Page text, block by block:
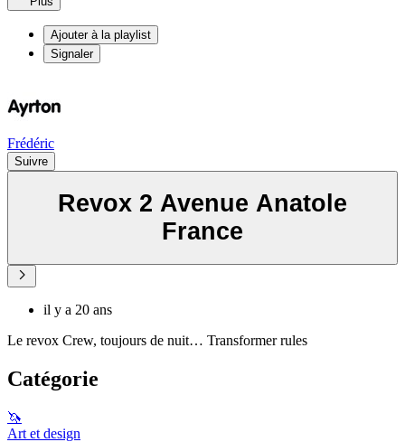
Ajouter à la playlist
Signaler
Frédéric
Suivre
Revox 2 Avenue Anatole
France
il y a 20 ans
Le revox Crew, toujours de nuit… Transformer rules
Catégorie
🦄
Art et design